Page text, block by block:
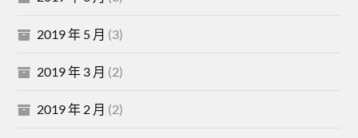
2019 年 5 月 (3)
2019 年 3 月 (2)
2019 年 2 月 (2)